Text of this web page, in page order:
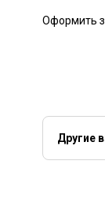
Оформить
Другие